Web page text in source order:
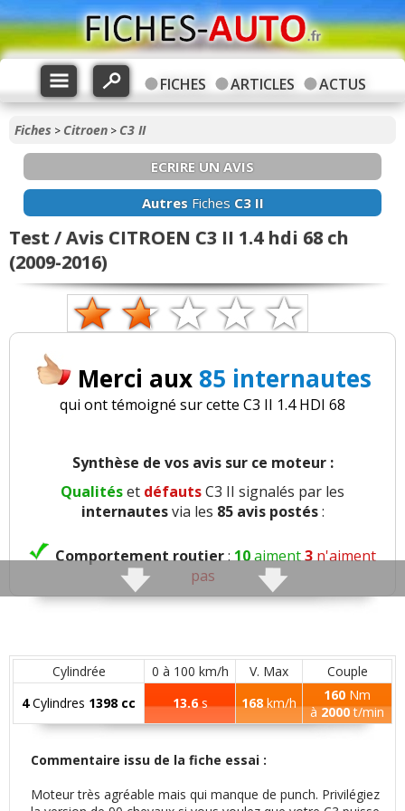
FICHES ARTICLES ACTUS
Fiches > Citroen > C3 II
ECRIRE UN AVIS
AutresFiches C3 II
Test / Avis CITROEN C3 II 1.4 hdi 68 ch
(2009-2016)
Merci aux 85 internautes
qui ont témoigné sur cette C3 II 1.4 HDI 68
Synthèse de vos avis sur ce moteur :
Qualitéset défautsC3 II signalés par les
internautesvia les 85 avis postés:
Comportement routier:10aiment3n'aiment
pas
Consistance direction:1aime1n'aime pas
Freinage:4aiment1n'aime pas
Rayon de braquage:
Agrément:7 aiment5n'aiment pas
Cylindrée 0 à 100 km/h V. Max
Couple
4Cylindres 1398 cc 13.6s 168km/h 160 Nm
à2000t/min
Commentaire issu de la fiche essai :
Moteur très agréable mais qui manque de punch. Privilégiez